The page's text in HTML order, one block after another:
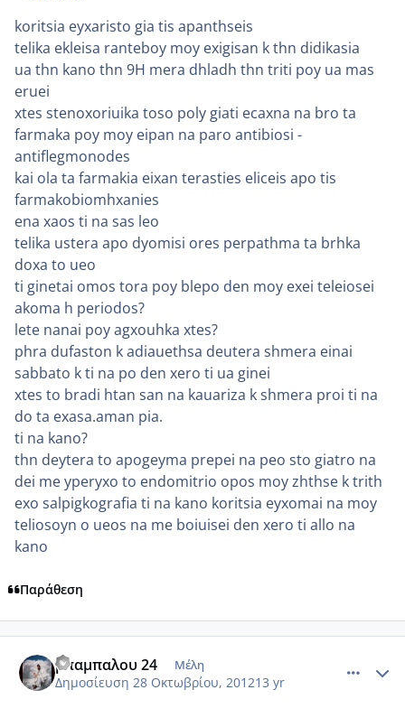
koritsia eyxaristo gia tis apanthseis
telika ekleisa ranteboy moy exigisan k thn didikasia
ua thn kano thn 9H mera dhladh thn triti poy ua mas
eruei
xtes stenoxoriuika toso poly giati ecaxna na bro ta
farmaka poy moy eipan na paro antibiosi -
antiflegmonodes
kai ola ta farmakia eixan terasties eliceis apo tis
farmakobiomhxanies
ena xaos ti na sas leo
telika ustera apo dyomisi ores perpathma ta brhka
doxa to ueo
ti ginetai omos tora poy blepo den moy exei teleiosei
akoma h periodos?
lete nanai poy agxouhka xtes?
phra dufaston k adiauethsa deutera shmera einai
sabbato k ti na po den xero ti ua ginei
xtes to bradi htan san na kauariza k shmera proi ti na
do ta exasa.aman pia.
ti na kano?
thn deytera to apogeyma prepei na peo sto giatro na
dei me yperyxo to endomitrio opos moy zhthse k trith
exo salpigkografia ti na kano koritsia eyxomai na moy
teliosoyn o ueos na me boiuisei den xero ti allo na
kano
Παράθεση
μπαμπαλου 24 Μέλη
Δημοσίευση 28 Οκτωβρίου, 201213 yr